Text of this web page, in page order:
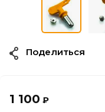
1 100 ₽
Поделиться